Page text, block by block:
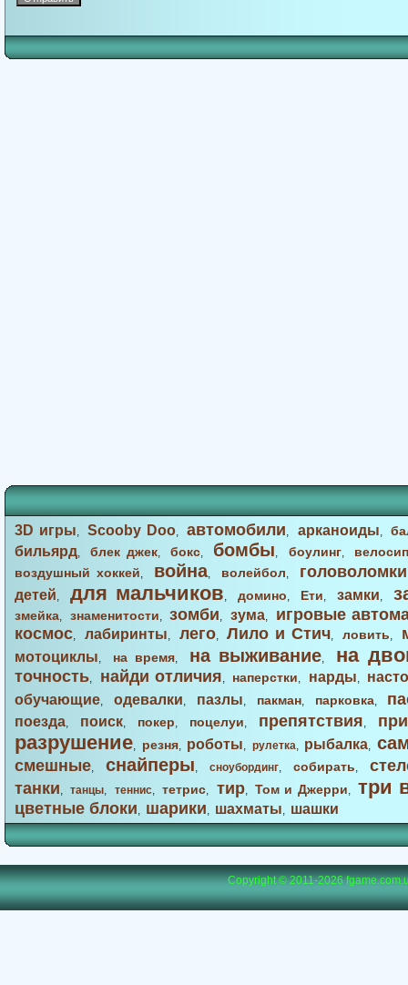
3D игры,Scooby Doo,автомобили, арканоиды,
бильярд,блек джек,бокс, бомбы, боулинг,
воздушный хоккей, война, волейбол, головоломки
детей, для мальчиков, домино, Ети, замки,
змейка, знаменитости,зомби, зума,
игровые
космос, лабиринты, лего,Лило и Стич,ловить,
мотоциклы, на время, на выживание, на
точность, найди отличия, наперстки, нарды,
обучающие, одевалки, пазлы, пакман, парковка,
поезда, поиск, покер, поцелуи, препятствия,
разрушение, резня, роботы, рулетка, рыбалка,
смешные, снайперы, сноубординг, собирать,
танки,танцы, теннис,тетрис, тир,Том и Джерри, три
цветные блоки, шарики, шахматы, шашки
Copyright © 2011-2026